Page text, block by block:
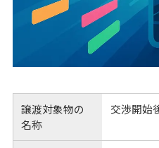
譲渡対象物の
名称
交渉開始